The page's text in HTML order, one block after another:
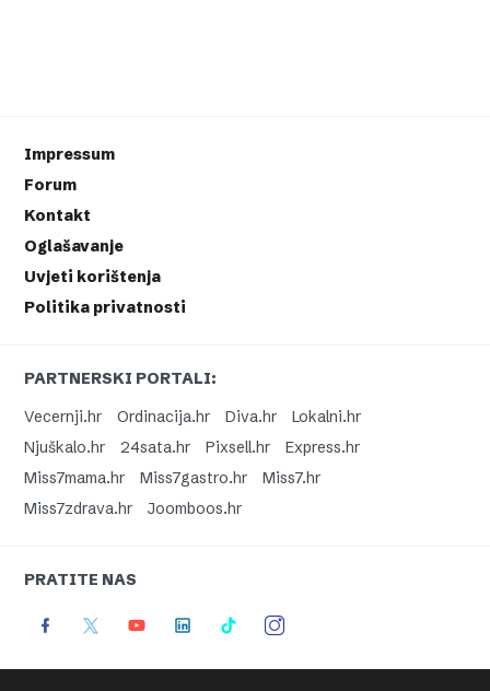
Impressum
Forum
Kontakt
Oglašavanje
Uvjeti korištenja
Politika privatnosti
PARTNERSKI PORTALI:
Vecernji.hr
Ordinacija.hr Diva.hr
Lokalni.hr
Njuškalo.hr
24sata.hr Pixsell.hr
Express.hr
Miss7mama.hr
Miss7gastro.hr
Miss7.hr
Miss7zdrava.hr
Joomboos.hr
PRATITE NAS